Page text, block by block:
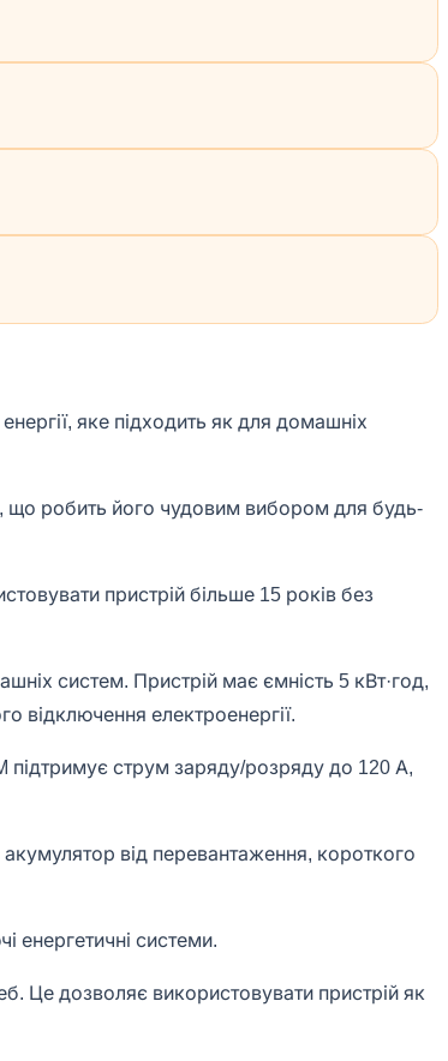
яке підходить як для домашніх
що робить його чудовим вибором для будь-
пристрій більше 15 років без
систем. Пристрій має ємність 5 кВт·год,
відключення електроенергії.
підтримує струм заряду/розряду до 120 А,
від перевантаження, короткого
енергетичні системи.
Це дозволяє використовувати пристрій як